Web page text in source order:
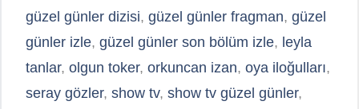
güzel günler dizisi, güzel günler fragman, güzel
günler izle, güzel günler son bölüm izle, leyla
tanlar, olgun toker, orkuncan izan, oya iloğulları,
seray gözler, show tv, show tv güzel günler,